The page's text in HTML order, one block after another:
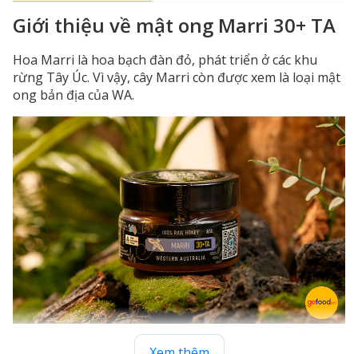
Giới thiệu về mật ong Marri 30+ TA
Hoa Marri là hoa bạch đàn đỏ, phát triển ở các khu
rừng Tây Úc. Vì vậy, cây Marri còn được xem là loại mật
ong bản địa của WA.
Mật ong Marri còn gọi là mật ong bạch đàn đỏ